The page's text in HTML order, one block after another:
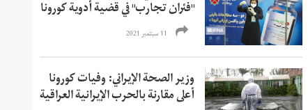
"فئران تجارب" في قضية أدوية كورونا
11 سبتمبر 2021
وزير الصحة الإيراني: وفيات كورونا
أعلى مقارنة بالحرب الإيرانية العراقية